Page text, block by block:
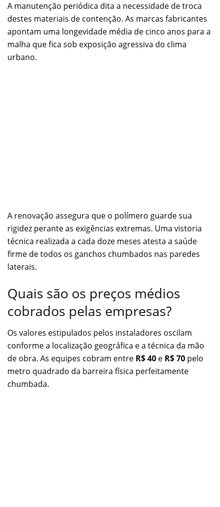
A manutenção periódica dita a necessidade de troca
destes materiais de contenção. As marcas fabricantes
apontam uma longevidade média de cinco anos para a
malha que fica sob exposição agressiva do clima
urbano.
A renovação assegura que o polímero guarde sua
rigidez perante as exigências extremas. Uma vistoria
técnica realizada a cada doze meses atesta a saúde
firme de todos os ganchos chumbados nas paredes
laterais.
Quais são os preços médios
cobrados pelas empresas?
Os valores estipulados pelos instaladores oscilam
conforme a localização geográfica e a técnica da mão
de obra. As equipes cobram entre R$ 40 e R$ 70 pelo
metro quadrado da barreira física perfeitamente
chumbada.